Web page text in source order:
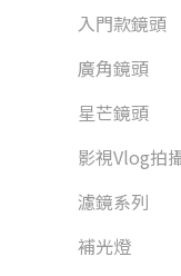
入門款鏡頭
廣角鏡頭
星芒鏡頭
影視Vlog拍
濾鏡系列
補光燈